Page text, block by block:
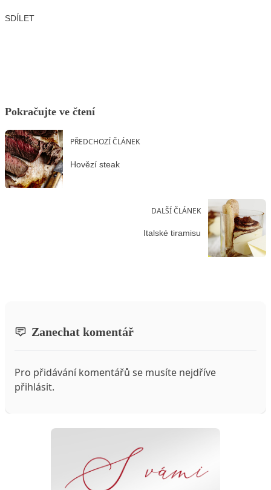
SDÍLET
Pokračujte ve čtení
PŘEDCHOZÍ ČLÁNEK
Hovězí steak
DALŠÍ ČLÁNEK
Italské tiramisu
Zanechat komentář
Pro přidávání komentářů se musíte nejdříve
přihlásit.